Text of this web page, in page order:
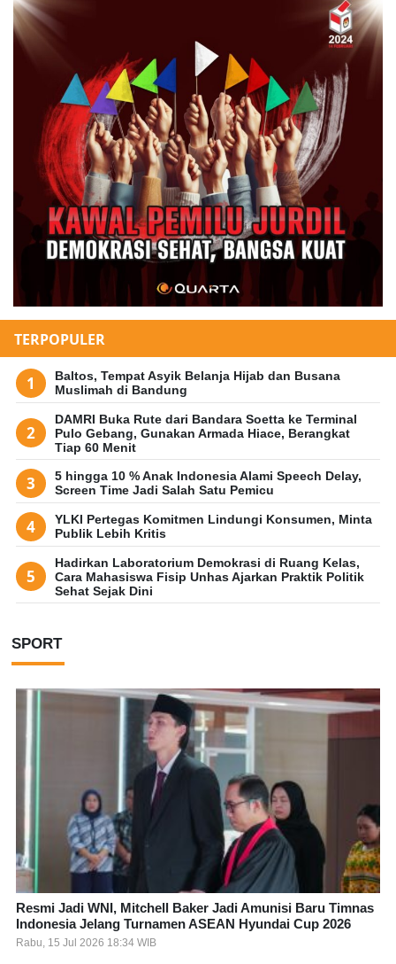
TERPOPULER
Baltos, Tempat Asyik Belanja Hijab dan Busana
Muslimah di Bandung
DAMRI Buka Rute dari Bandara Soetta ke Terminal
Pulo Gebang, Gunakan Armada Hiace, Berangkat
Tiap 60 Menit
5 hingga 10 % Anak Indonesia Alami Speech Delay,
Screen Time Jadi Salah Satu Pemicu
YLKI Pertegas Komitmen Lindungi Konsumen, Minta
Publik Lebih Kritis
Hadirkan Laboratorium Demokrasi di Ruang Kelas,
Cara Mahasiswa Fisip Unhas Ajarkan Praktik Politik
Sehat Sejak Dini
SPORT
Resmi Jadi WNI, Mitchell Baker Jadi Amunisi Baru Timnas
Indonesia Jelang Turnamen ASEAN Hyundai Cup 2026
Rabu, 15 Jul 2026 18:34 WIB